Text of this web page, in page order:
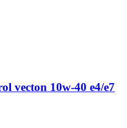
vecton 10w-40 e4/e7